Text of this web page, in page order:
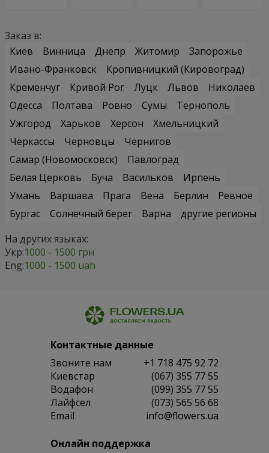
Заказ в:
Киев
Винница Днепр Житомир
Запорожье
Ивано-Франковск
Кропивницкий (Кировоград)
Кременчуг
Кривой Рог Луцк Львов
Николаев
Одесса
Полтава Ровно Сумы
Тернополь
Ужгород
Харьков Херсон
Хмельницкий
Черкассы
Черновцы
Чернигов
Самар (Новомосковск)
Павлоград
Белая Церковь
Буча Васильков
Ирпень
Умань
Варшава Прага Вена Берлин
Ревное
Бургас
Солнечный берег Варна
другие регионы
На других языках:
Укр:1000 - 1500 грн
Eng:1000 - 1500 uah
Контактные данные
Звоните нам
+1 718 475 92 72
Киевстар
(067) 355 77 55
Водафон
(099) 355 77 55
Лайфсел
(073) 565 56 68
Email
info@flowers.ua
Онлайн поддержка